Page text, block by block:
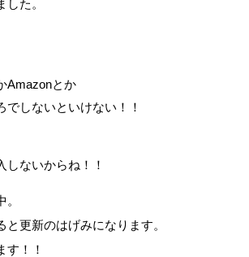
た。
Amazonとか
でしないといけない！！
しないからね！！
と更新のはげみになります。
す！！